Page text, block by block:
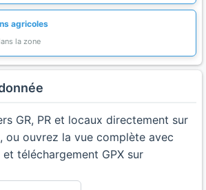
agricoles
la zone
GR, PR et locaux directement sur
ou ouvrez la vue complète avec
téléchargement GPX sur